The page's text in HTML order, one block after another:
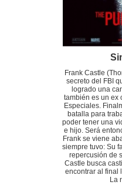
Frank Castle
secreto del FBI
logrado una
también es un ex
Especiales.
batalla para
poder tener una
e hijo. Será
Frank se viene
siempre tuvo: Su
repercusión de
Castle busca
encontrar al final
La